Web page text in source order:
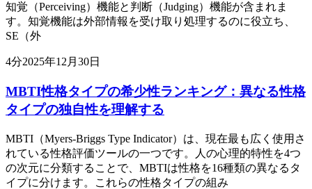
知覚（Perceiving）機能と判断（Judging）機能が含まれま
す。知覚機能は外部情報を受け取り処理するのに役立ち、
SE（外
4分2025年12月30日
MBTI性格タイプの希少性ランキング：異なる性格
タイプの独自性を理解する
MBTI（Myers-Briggs Type Indicator）は、現在最も広く使用さ
れている性格評価ツールの一つです。人の心理的特性を4つ
の次元に分類することで、MBTIは性格を16種類の異なるタ
イプに分けます。これらの性格タイプの組み